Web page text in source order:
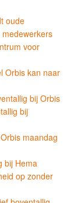
oude
voor
Orbis kan naar
bij Orbis
bij
maandag
bij Hema
op zonder